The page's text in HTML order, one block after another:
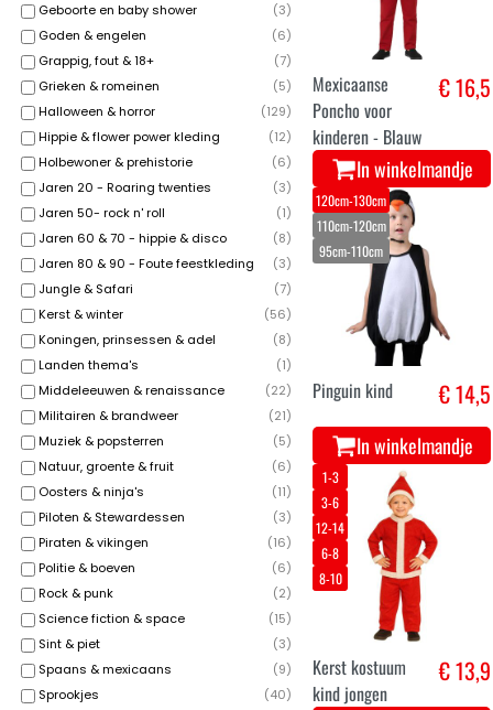
Geboorte en baby shower
(3)
Goden & engelen
(6)
Grappig, fout & 18+
(7)
Grieken & romeinen
(5)
Halloween & horror
(129)
Hippie & flower power kleding
(12)
Holbewoner & prehistorie
(6)
Jaren 20 - Roaring twenties
(3)
Jaren 50- rock n' roll
(1)
Jaren 60 & 70 - hippie & disco
(8)
Jaren 80 & 90 - Foute feestkleding
(3)
Jungle & Safari
(7)
Kerst & winter
(56)
Koningen, prinsessen & adel
(8)
Landen thema's
(1)
Middeleeuwen & renaissance
(22)
Militairen & brandweer
(21)
Muziek & popsterren
(5)
Natuur, groente & fruit
(6)
Oosters & ninja's
(11)
Piloten & Stewardessen
(3)
Piraten & vikingen
(16)
Politie & boeven
(6)
Rock & punk
(2)
Science fiction & space
(15)
Sint & piet
(3)
Spaans & mexicaans
(9)
Sprookjes
(40)
Mexicaanse
Poncho voor
kinderen - Blauw
€ 16,5
In winkelmandje
120cm-130cm
110cm-120cm
95cm-110cm
Pinguin kind € 14,5
In winkelmandje
1-3
3-6
12-14
6-8
8-10
Kerst kostuum
kind jongen
€ 13,9